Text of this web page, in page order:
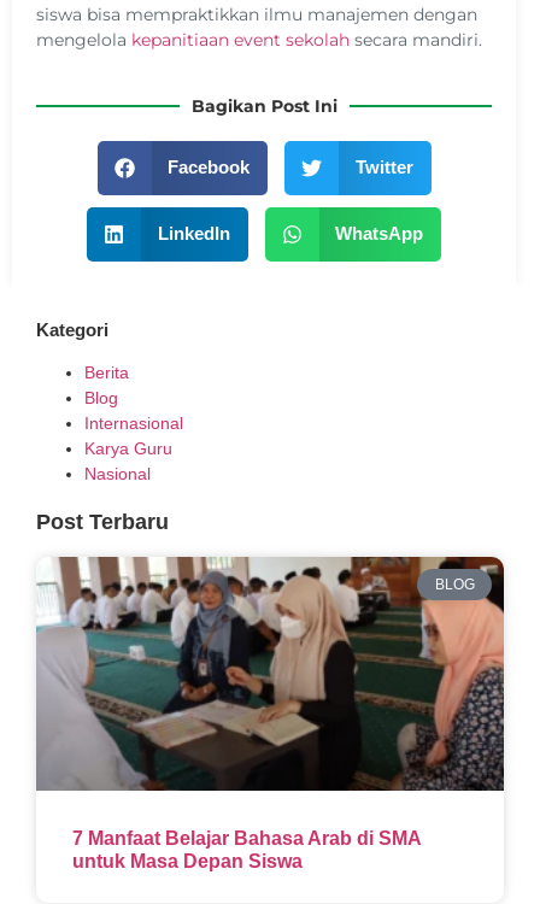
siswa bisa mempraktikkan ilmu manajemen dengan
mengelola kepanitiaan event sekolah secara mandiri.
Bagikan Post Ini
Facebook Twitter
LinkedIn WhatsApp
Kategori
Berita
Blog
Internasional
Karya Guru
Nasional
Post Terbaru
BLOG
7 Manfaat Belajar Bahasa Arab di SMA
untuk Masa Depan Siswa